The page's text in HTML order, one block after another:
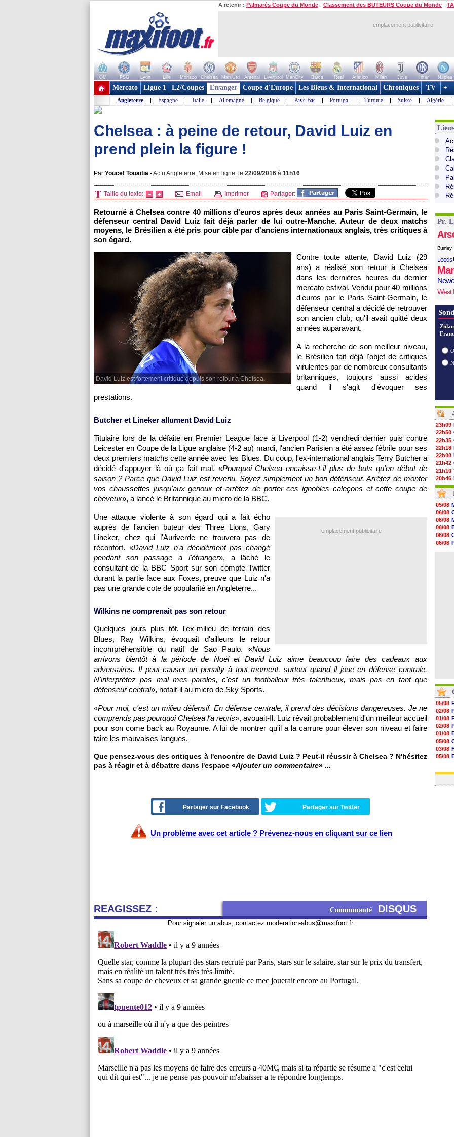
A retenir : Palmarès Coupe du Monde - Classement des BUTEURS Coupe du Monde -
emplacement publicitaire
OM PSG Lyon Lille Monaco Chelsea Man Utd Arsenal Liverpool ManCity Barca Real Atletico Milan Juve Inter Naples
+ de clubs
Mercato Ligue 1 L2/Coupes Etranger Coupe d'Europe Les Bleus & International Chroniques TV +
Angleterre | Espagne | Italie | Allemagne | Belgique | Pays-Bas | Portugal | Turquie | Suisse | Algérie |
Chelsea : à peine de retour, David Luiz en
prend plein la figure !
Par Youcef Touaitia -Actu Angleterre, Mise en ligne: le 22/09/2016 à 11h16
Taille du texte: Email Imprimer Partager:
Retourné à Chelsea contre 40 millions d'euros après deux années au Paris Saint-Germain, le
défenseur central David Luiz fait déjà parler de lui outre-Manche. Auteur de deux matchs
moyens, le Brésilien a été pris pour cible par d'anciens internationaux anglais, très critiques à
son égard.
David Luiz est fortement critiqué depuis son retour à Chelsea.
Contre toute attente, David Luiz (29
ans) a réalisé son retour à Chelsea
dans les dernières heures du dernier
mercato estival. Vendu pour 40 millions
d'euros par le Paris Saint-Germain, le
défenseur central a décidé de retrouver
son ancien club, qu'il avait quitté deux
années auparavant.
A la recherche de son meilleur niveau,
le Brésilien fait déjà l'objet de critiques
virulentes par de nombreux consultants
britanniques, toujours aussi acides
quand il s'agit d'évoquer ses
prestations.
Butcher et Lineker allument David Luiz
Titulaire lors de la défaite en Premier League face à Liverpool (1-2) vendredi dernier puis contre
Leicester en Coupe de la Ligue anglaise (4-2 ap) mardi, l'ancien Parisien a été assez fébrile pour ses
deux premiers matchs cette année avec les Blues. Du coup, l'ex-international anglais Terry Butcher a
décidé d'appuyer là où ça fait mal. «Pourquoi Chelsea encaisse-t-il plus de buts qu'en début de
saison ? Parce que David Luiz est revenu. Soyez simplement un bon défenseur. Arrêtez de monter
vos chaussettes jusqu'aux genoux et arrêtez de porter ces ignobles caleçons et cette coupe de
cheveux», a lancé le Britannique au micro de la BBC.
emplacement publicitaire
Une attaque violente à son égard qui a fait écho
auprès de l'ancien buteur des Three Lions, Gary
Lineker, chez qui l'Auriverde ne trouvera pas de
réconfort. «David Luiz n'a décidément pas changé
pendant son passage à l'étranger», a lâché le
consultant de la BBC Sport sur son compte Twitter
durant la partie face aux Foxes, preuve que Luiz n'a
pas une grande cote de popularité en Angleterre...
Wilkins ne comprenait pas son retour
Quelques jours plus tôt, l'ex-milieu de terrain des
Blues, Ray Wilkins, évoquait d'ailleurs le retour
incompréhensible du natif de Sao Paulo. «Nous
arrivons bientôt à la période de Noël et David Luiz aime beaucoup faire des cadeaux aux
adversaires. Il peut causer un penalty à tout moment, surtout quand il joue en défense centrale.
N'interprétez pas mal mes paroles, c'est un footballeur très talentueux, mais pas en tant que
défenseur central», notait-il au micro de Sky Sports.
«Pour moi, c'est un milieu défensif. En défense centrale, il prend des décisions dangereuses. Je ne
comprends pas pourquoi Chelsea l'a repris», avouait-Il. Luiz rêvait probablement d'un meilleur accueil
pour son come back au Royaume. A lui de montrer qu'il a la carrure pour élever son niveau et faire
taire les mauvaises langues.
Que pensez-vous des critiques à l'encontre de David Luiz ? Peut-il réussir à Chelsea ? N'hésitez
pas à réagir et à débattre dans l'espace «Ajouter un commentaire» ...
Partager sur Facebook Partager sur Twitter
Un problème avec cet article ? Prévenez-nous en cliquant sur ce lien
REAGISSEZ : Communauté DISQUS
Pour signaler un abus, contactez moderation-abus@maxifoot.fr
Pr.
Burnley
Leeds
West
23h09
22h50
22h35
22h18
22h00
21h42
21h10
20h46
20h30
20h01
19h18
19h09
18h48
18h37
18h29
17h58
17h46
05/08
06/08
06/08
06/08
06/08
06/08
05/08
02/08
01/08
02/08
01/08
05/08
03/08
05/08
03/08